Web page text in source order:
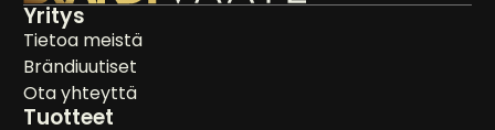
Yritys
Tietoa meistä
Brändiuutiset
Ota yhteyttä
Tuotteet